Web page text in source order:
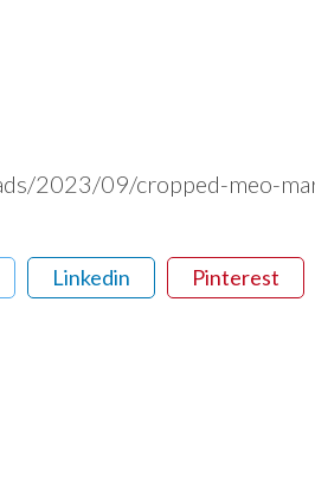
2023/09/cropped-meo-
Linkedin Pinterest